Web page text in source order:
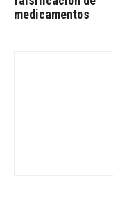
medicamentos